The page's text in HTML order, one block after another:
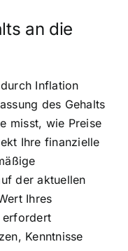
an die
Inflation
des Gehalts
misst, wie Preise
Ihre finanzielle
der aktuellen
Ihres
erfordert
Kenntnisse